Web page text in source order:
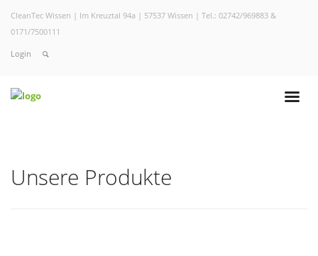
CleanTec Wissen | Im Kreuztal 94a | 57537 Wissen | Tel.: 02742/969883 &
0171/7500111
Login
Unsere Produkte